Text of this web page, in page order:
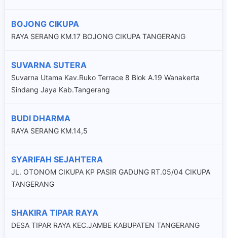
BOJONG CIKUPA
RAYA SERANG KM.17 BOJONG CIKUPA TANGERANG
SUVARNA SUTERA
Suvarna Utama Kav.Ruko Terrace 8 Blok A.19 Wanakerta
Sindang Jaya Kab.Tangerang
BUDI DHARMA
RAYA SERANG KM.14,5
SYARIFAH SEJAHTERA
JL. OTONOM CIKUPA KP PASIR GADUNG RT.05/04 CIKUPA
TANGERANG
SHAKIRA TIPAR RAYA
DESA TIPAR RAYA KEC.JAMBE KABUPATEN TANGERANG